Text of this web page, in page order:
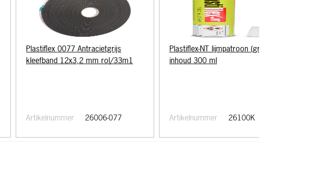
6
Plastiflex 0077 Antracietgrijs
kleefband 12x3,2 mm rol/33m1
Artikelnummer 26006-077
Plastiflex-NT lijmpatroon (groen)
inhoud 300 ml
Artikelnummer 26100K